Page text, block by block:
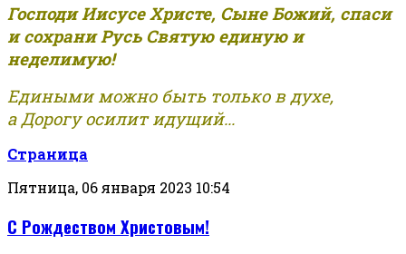
Господи Иисусе Христе, Сыне Божий, спаси
и сохрани Русь Святую единую и
неделимую!
Едиными можно быть только в духе,
а Дорогу осилит идущий...
Страница
Пятница, 06 января 2023 10:54
С Рождеством Христовым!